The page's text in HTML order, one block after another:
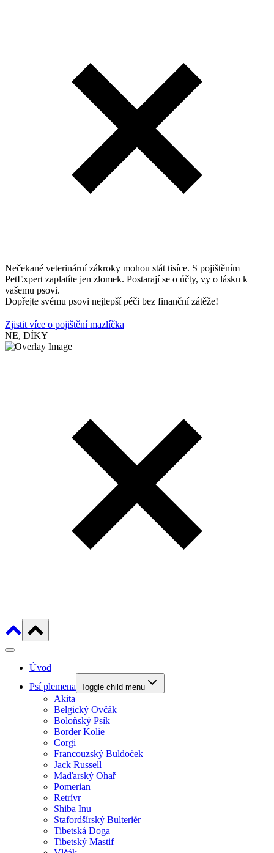
Nečekané veterinární zákroky mohou stát tisíce. S pojištěním
PetExpert zaplatíte jen zlomek. Postarají se o účty, vy o lásku k
vašemu psovi.
Dopřejte svému psovi nejlepší péči bez finanční zátěže!
Zjistit více o pojištění mazlíčka
NE, DÍKY
Úvod
Psí plemena Toggle child menu
Akita
Belgický Ovčák
Boloňský Psík
Border Kolie
Corgi
Francouzský Buldoček
Jack Russell
Maďarský Ohař
Pomerian
Retrívr
Shiba Inu
Stafordšírský Bulteriér
Tibetská Doga
Tibetský Mastif